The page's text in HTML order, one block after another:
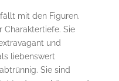
mit den Figuren.
Charaktertiefe. Sie
und
liebenswert
Sie sind